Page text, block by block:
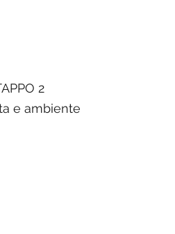
2
e ambiente